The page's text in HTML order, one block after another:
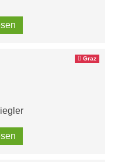
Graz